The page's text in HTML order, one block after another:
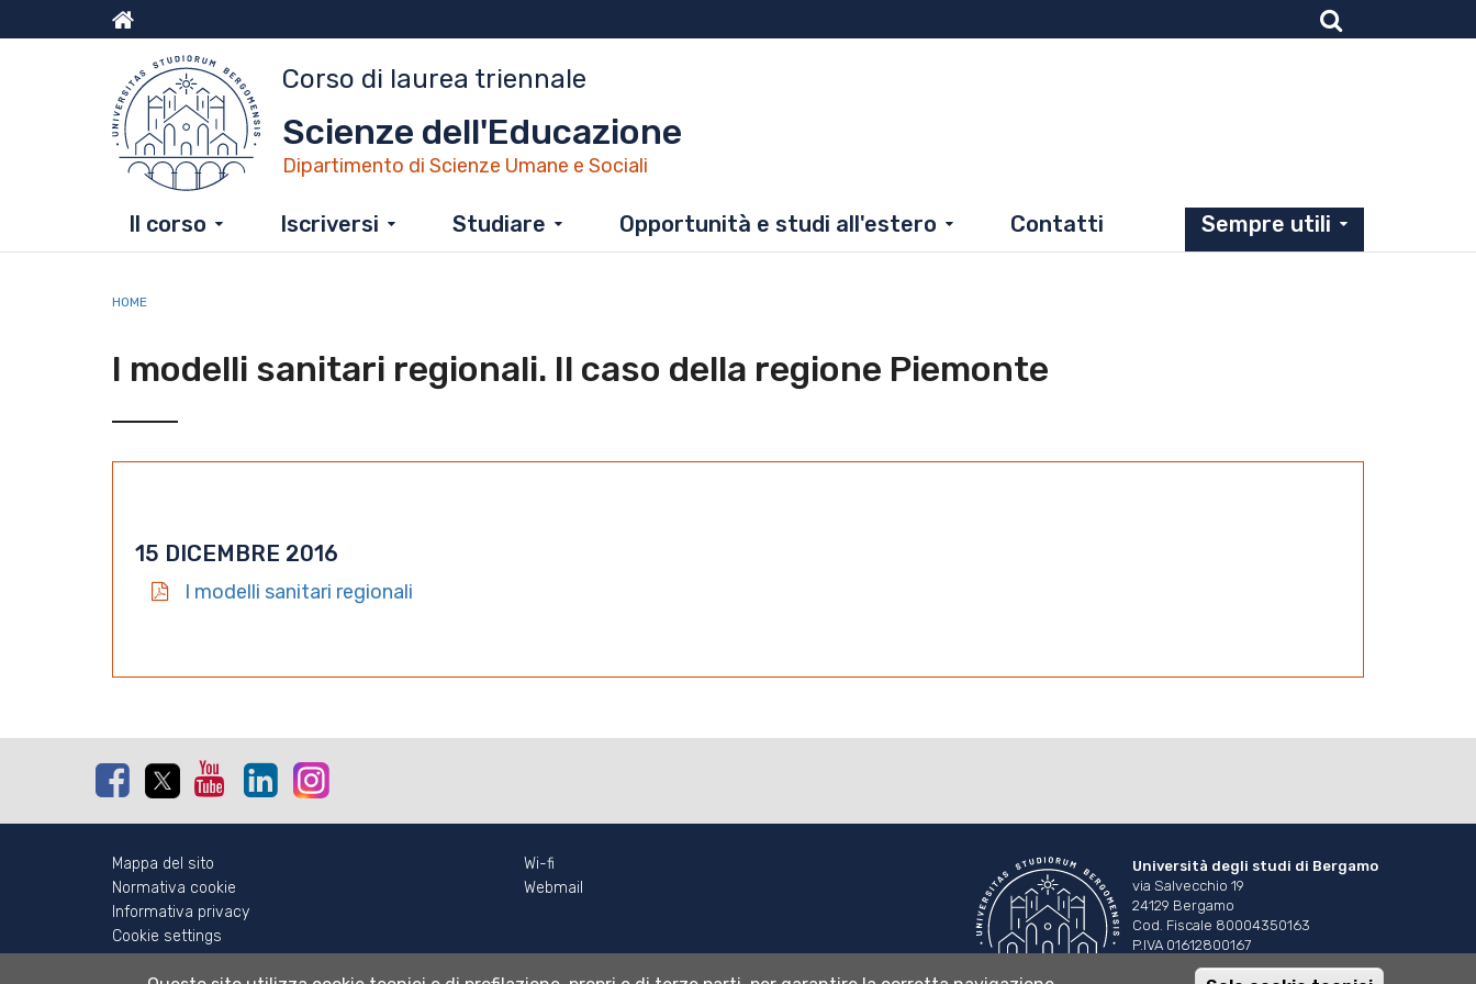
al
Menu
top
Corso di laurea triennale
Scienze dell'Educazione
Dipartimento di Scienze Umane e Sociali
Il corso Iscriversi Studiare Opportunità e studi all'estero Contatti Sempre utili
HOME
I modelli sanitari regionali. Il caso della regione Piemonte
15 DICEMBRE 2016
I modelli sanitari regionali
FacebookTwitterYoutubeLinkedin
Mappa del sito
Normativa cookie
Informativa privacy
Cookie settings
Wi-fi
Webmail
Università degli studi di Bergamo
via Salvecchio 19
24129 Bergamo
Cod. Fiscale 80004350163
P.IVA 01612800167
Centralino 035 2052111